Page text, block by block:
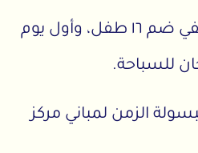
- أول معسكر صيفي ضم ١٦ طفل، وأول يوم
للسباحة.
الزمن لمباني مركز